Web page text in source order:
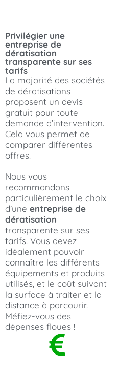
Privilégier une
entreprise de
dératisation
transparente sur ses
tarifs
La majorité des sociétés
de dératisations
proposent un devis
gratuit pour toute
demande d’intervention.
Cela vous permet de
comparer différentes
offres.
Nous vous
recommandons
particulièrement le choix
d’une entreprise de
dératisation
transparente sur ses
tarifs. Vous devez
idéalement pouvoir
connaître les différents
équipements et produits
utilisés, et le coût suivant
la surface à traiter et la
distance à parcourir.
Méfiez-vous des
dépenses floues !